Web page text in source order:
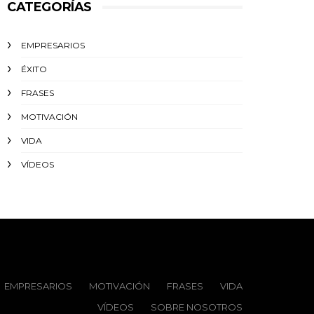
CATEGORÍAS
EMPRESARIOS
ÉXITO‬
FRASES
MOTIVACIÓN
VIDA
VÍDEOS
EMPRESARIOS MOTIVACIÓN FRASES
VIDA
VÍDEOS
SOBRE NOSOTROS